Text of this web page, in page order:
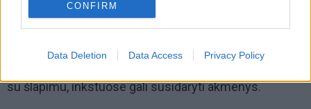
CONFIRM
Data Deletion Data Access Privacy Policy
kepenų, inkstų, širdies, kasos veikla, nes padidėjęs
kalcio kiekis kraujyje kaupiasi aortos, širdies, inkstų,
smegenų kraujagyslių sienelėse ir kepenų, inkstų,
su šlapimu, inkstuose gali susidaryti akmenys.